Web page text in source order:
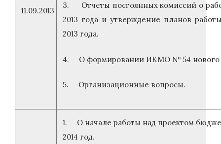
11.09.2013
3. Отчеты постоянных комиссий о
2013 года и утверждение планов
2013 года.
4. О формировании ИКМО № 54 нового
5. Организационные вопросы.
1. О начале работы над проектом
2014 год.